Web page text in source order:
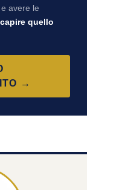
avere le
capire quello
→